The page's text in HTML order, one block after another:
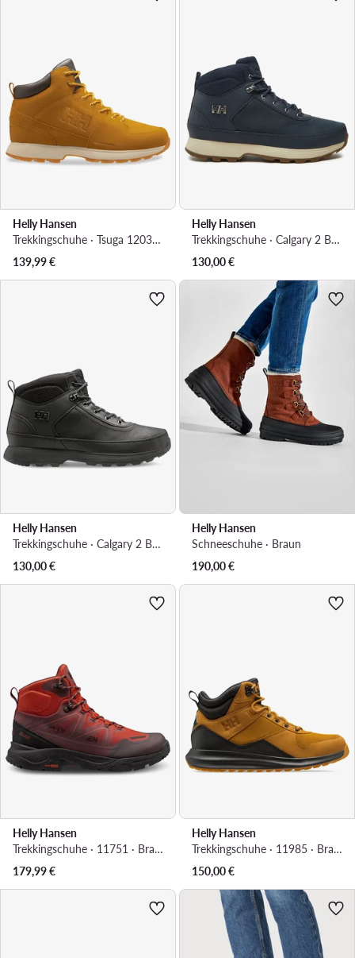
Helly Hansen
Trekkingschuhe · Tsuga 12039 725 · Braun
139,99€
Helly Hansen
Trekkingschuhe · Calgary 2 Boots 12036 · Dunkelblau
130,00€
Helly Hansen
Trekkingschuhe · Calgary 2 Boots 12036 · Schwarz
130,00€
Helly Hansen
Schneeschuhe · Braun
190,00€
Helly Hansen
Trekkingschuhe · 11751 · Braun
179,99€
Helly Hansen
Trekkingschuhe · 11985 · Braun
150,00€